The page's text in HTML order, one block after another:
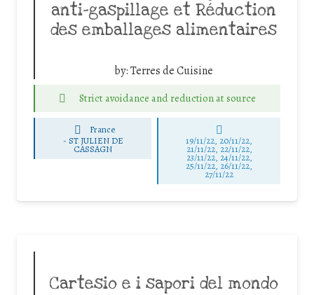
anti-gaspillage et Réduction
des emballages alimentaires
by:Terres de Cuisine
Strict avoidance and reduction at source
France
- ST JULIEN DE
CASSAGN
19/11/22, 20/11/22,
21/11/22, 22/11/22,
23/11/22, 24/11/22,
25/11/22, 26/11/22,
27/11/22
Cartesio e i sapori del mondo